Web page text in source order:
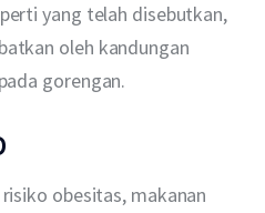
yang telah disebutkan,
oleh kandungan
gorengan.
obesitas, makanan